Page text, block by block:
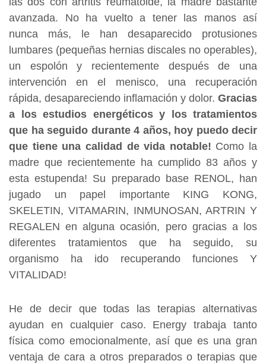
avanzada. No ha vuelto a tener las manos así
nunca más, le han desaparecido protusiones
lumbares (pequeñas hernias discales no operables),
un espolón y recientemente después de una
intervención en el menisco, una recuperación
rápida, desapareciendo inflamación y dolor. Gracias
a los estudios energéticos y los tratamientos
que ha seguido durante 4 años, hoy puedo decir
que tiene una calidad de vida notable! Como la
madre que recientemente ha cumplido 83 años y
esta estupenda! Su preparado base RENOL, han
jugado un papel importante KING KONG,
SKELETIN, VITAMARIN, INMUNOSAN, ARTRIN Y
REGALEN en alguna ocasión, pero gracias a los
diferentes tratamientos que ha seguido, su
organismo ha ido recuperando funciones Y
VITALIDAD!
He de decir que todas las terapias alternativas
ayudan en cualquier caso. Energy trabaja tanto
física como emocionalmente, así que es una gran
ventaja de cara a otros preparados o terapias que